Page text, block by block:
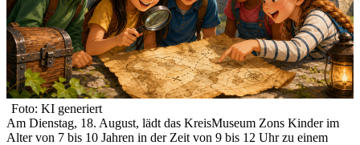
Foto: KI generiert
Am Dienstag, 18. August, lädt das KreisMuseum Zons Kinder im
Alter von 7 bis 10 Jahren in der Zeit von 9 bis 12 Uhr zu einem